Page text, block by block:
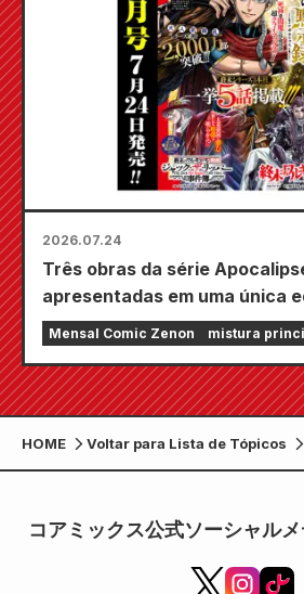
2026.07.24
Três obras da série
apresentadas em uma única
capítulos!! A edição de
revista em quadrinhos mensal
venda em 24 de julho!!
Mensal Comic Zenon mistura
HOME Voltar para Lista de Tópicos
コアミックス公式ソーシャル